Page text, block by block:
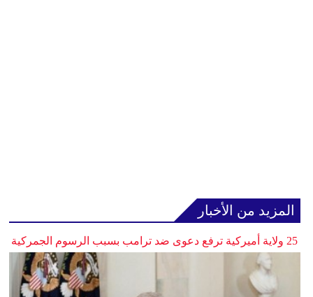
المزيد من الأخبار
25 ولاية أميركية ترفع دعوى ضد ترامب بسبب الرسوم الجمركية